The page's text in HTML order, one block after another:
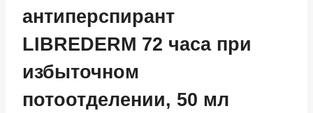
антиперспирант
LIBREDERM 72 часа при
избыточном
потоотделении, 50 мл